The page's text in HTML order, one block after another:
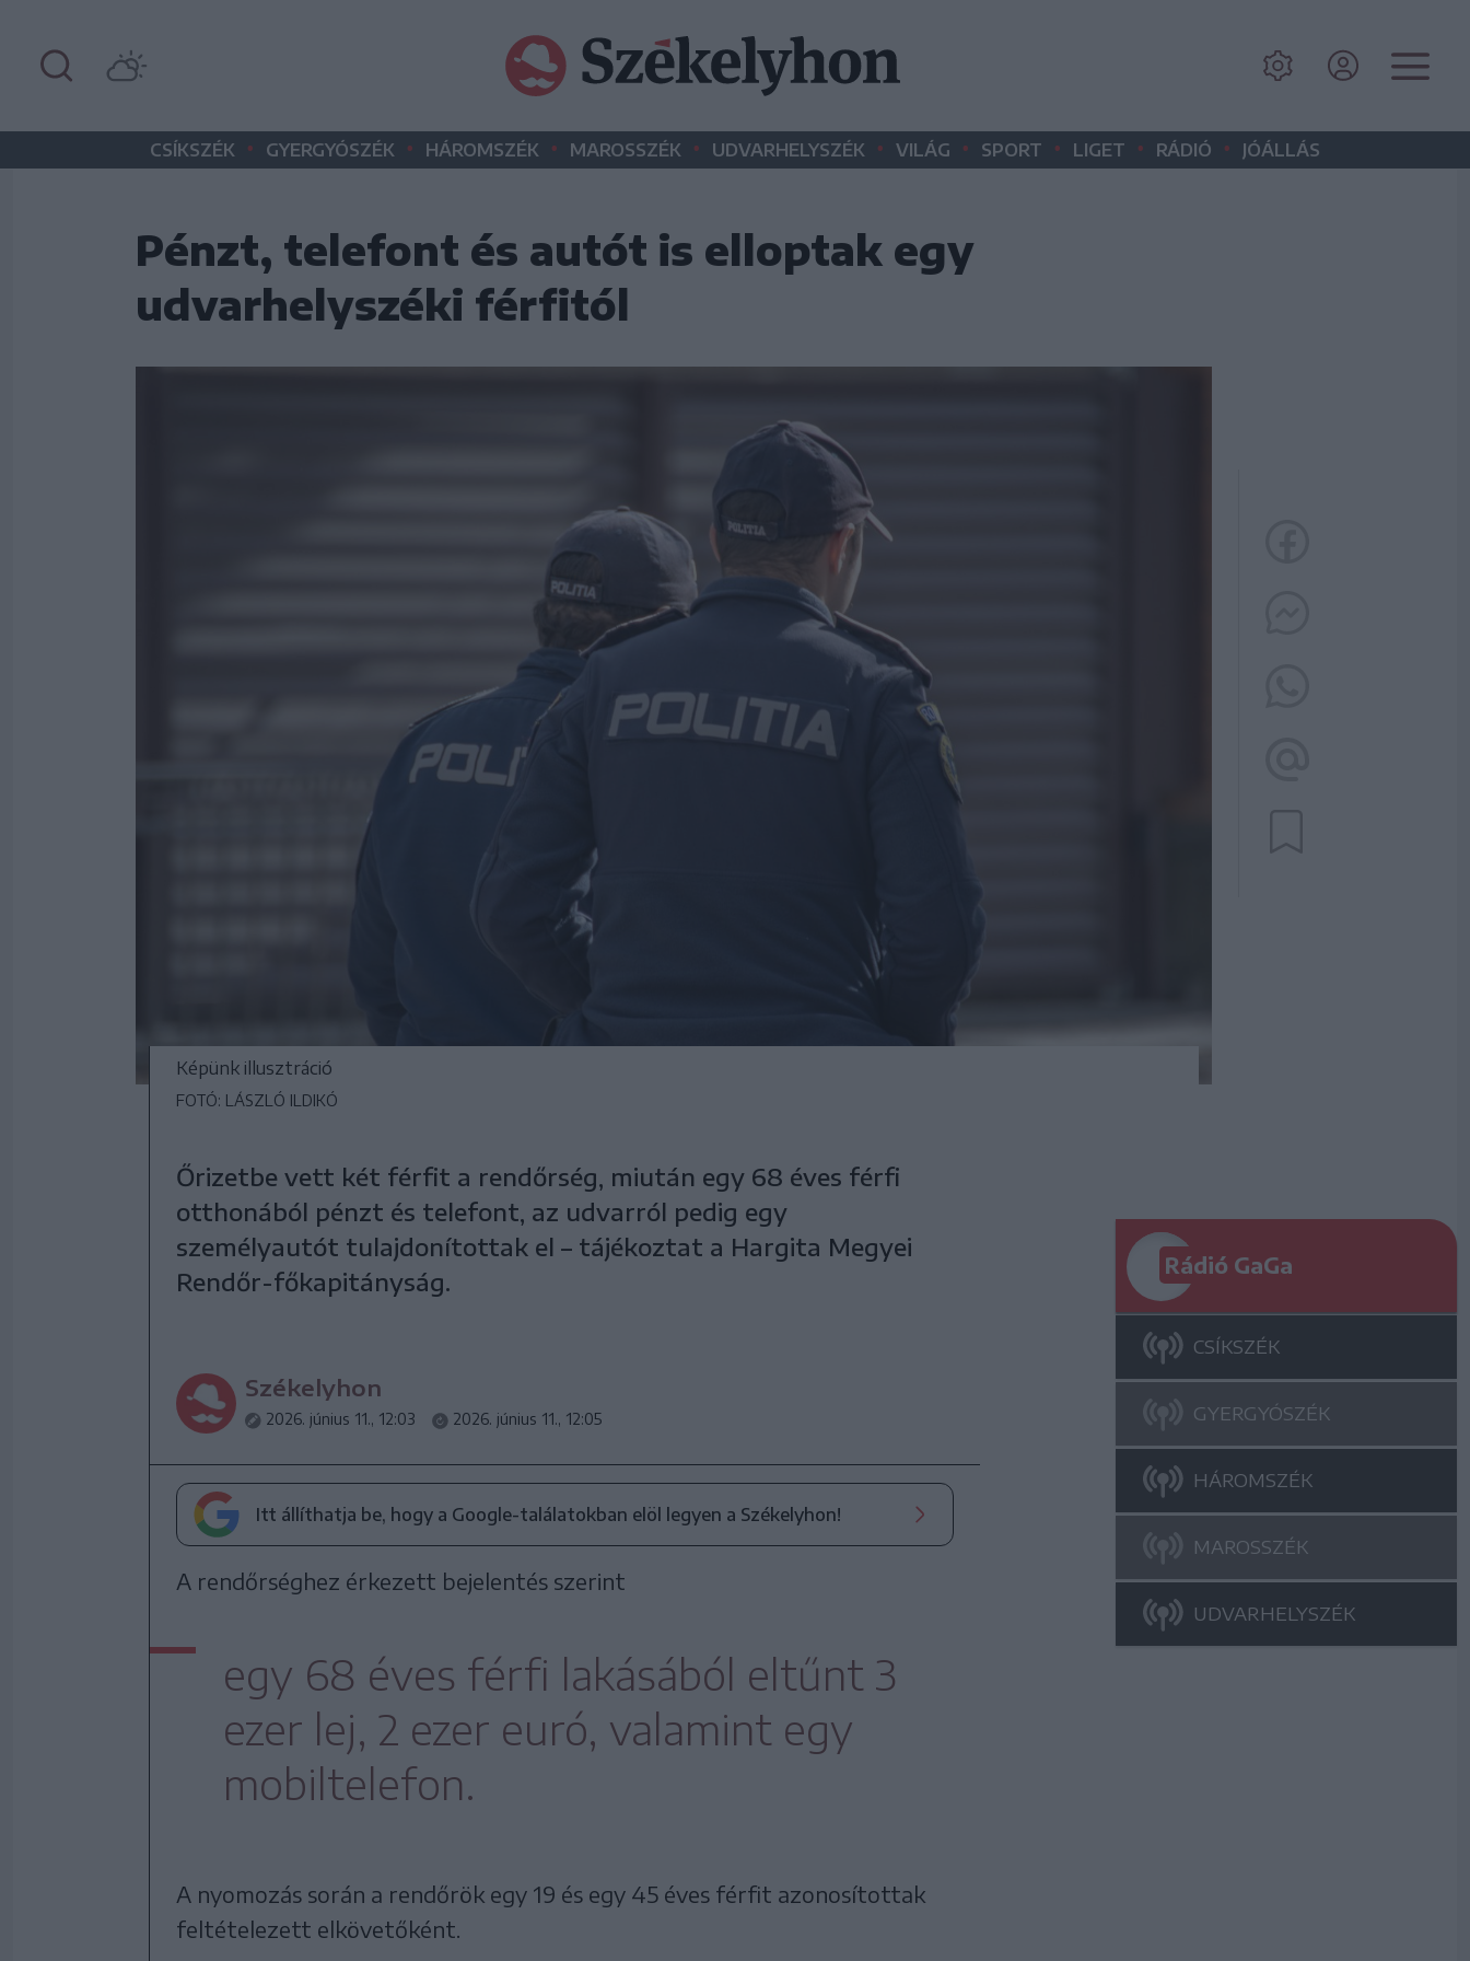
CSÍKSZÉK • GYERGYÓSZÉK • HÁROMSZÉK • MAROSSZÉK • UDVARHELYSZÉK • VILÁG • SPORT • LIGET • RÁDIÓ • JÓÁLLÁS
Pénzt, telefont és autót is elloptak egy
udvarhelyszéki férfitól
Képünk illusztráció
FOTÓ: LÁSZLÓ ILDIKÓ
Őrizetbe vett két férfit a rendőrség, miután egy 68 éves férfi
otthonából pénzt és telefont, az udvarról pedig egy
személyautót tulajdonítottak el – tájékoztat a Hargita Megyei
Rendőr-főkapitányság.
Székelyhon
2026. június 11., 12:03 2026. június 11., 12:05
Itt állíthatja be, hogy a Google-találatokban elöl legyen a Székelyhon!
A rendőrséghez érkezett bejelentés szerint
egy 68 éves férfi lakásából eltűnt 3
ezer lej, 2 ezer euró, valamint egy
mobiltelefon.
A nyomozás során a rendőrök egy 19 és egy 45 éves férfit azonosítottak
feltételezett elkövetőként.
Rádió GaGa
CSÍKSZÉK
GYERGYÓSZÉK
HÁROMSZÉK
MAROSSZÉK
UDVARHELYSZÉK